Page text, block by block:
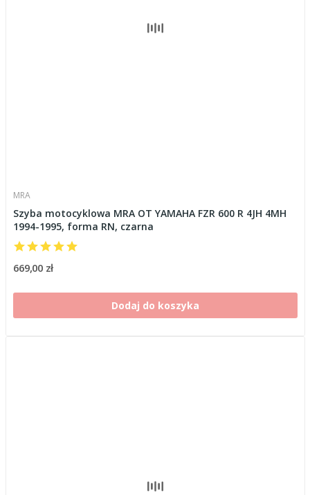
MRA
Szyba motocyklowa MRA OT YAMAHA FZR 600 R 4JH 4MH
1994-1995, forma RN, czarna
669,00 zł
Dodaj do koszyka